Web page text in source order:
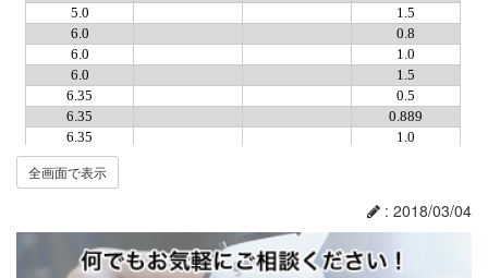
全画面で表示
: 2018/03/04